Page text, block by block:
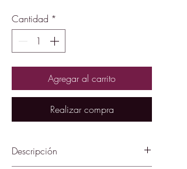
Cantidad *
Agregar al carrito
Realizar compra
Descripción